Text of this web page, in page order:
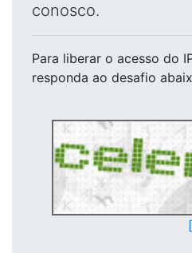
conosco.
Para liberar o acesso do
responda ao desafio